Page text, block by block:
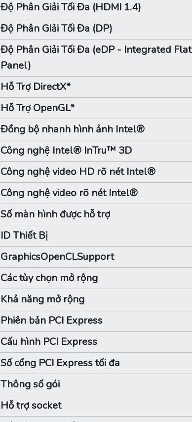
Độ Phân Giải Tối Đa (HDMI 1.4)
Độ Phân Giải Tối Đa (DP)
Độ Phân Giải Tối Đa (eDP - Integrated Flat
Panel)
Hỗ Trợ DirectX*
Hỗ Trợ OpenGL*
Đồng bộ nhanh hình ảnh Intel®
Công nghệ Intel® InTru™ 3D
Công nghệ video HD rõ nét Intel®
Công nghệ video rõ nét Intel®
Số màn hình được hỗ trợ
ID Thiết Bị
GraphicsOpenCLSupport
Các tùy chọn mở rộng
Khả năng mở rộng
Phiên bản PCI Express
Cấu hình PCI Express
Số cổng PCI Express tối đa
Thông số gói
Hỗ trợ socket